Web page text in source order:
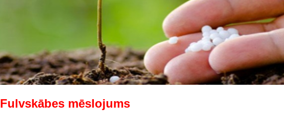
Fulvskābes mēslojums